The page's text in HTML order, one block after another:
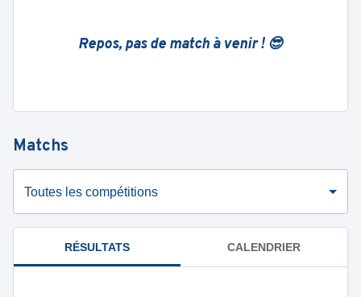
Repos, pas de match à venir ! 😎
Matchs
Toutes les compétitions
RÉSULTATS CALENDRIER